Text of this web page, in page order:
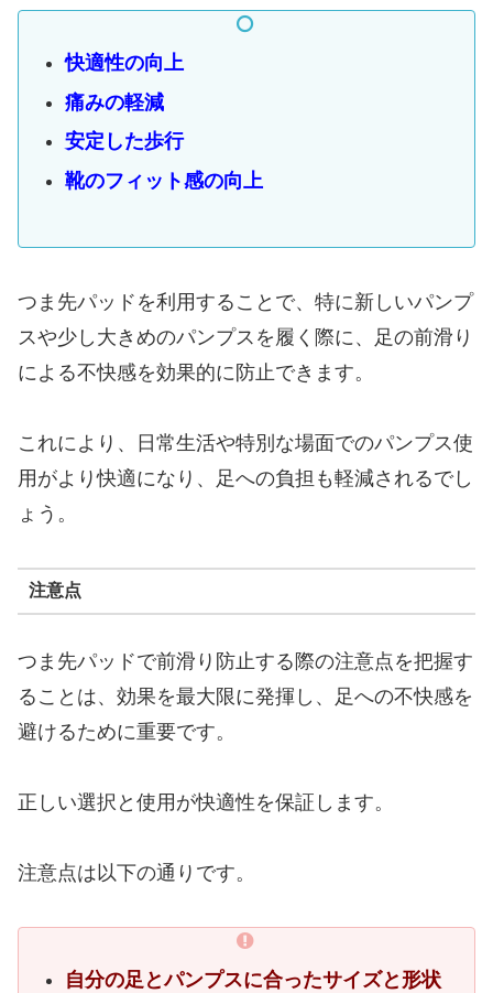
快適性の向上
痛みの軽減
安定した歩行
靴のフィット感の向上
つま先パッドを利用することで、特に新しいパンプ
スや少し大きめのパンプスを履く際に、足の前滑り
による不快感を効果的に防止できます。
これにより、日常生活や特別な場面でのパンプス使
用がより快適になり、足への負担も軽減されるでし
ょう。
注意点
つま先パッドで前滑り防止する際の注意点を把握す
ることは、効果を最大限に発揮し、足への不快感を
避けるために重要です。
正しい選択と使用が快適性を保証します。
注意点は以下の通りです。
自分の足とパンプスに合ったサイズと形状